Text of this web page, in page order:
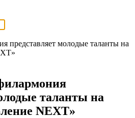
представляет молодые таланты на
таланты на
NEXT»